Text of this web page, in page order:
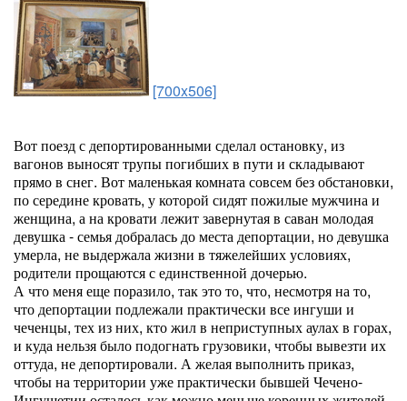
[700x506]
Вот поезд с депортированными сделал остановку, из
вагонов выносят трупы погибших в пути и складывают
прямо в снег. Вот маленькая комната совсем без обстановки,
по середине кровать, у которой сидят пожилые мужчина и
женщина, а на кровати лежит завернутая в саван молодая
девушка - семья добралась до места депортации, но девушка
умерла, не выдержала жизни в тяжелейших условиях,
родители прощаются с единственной дочерью.
А что меня еще поразило, так это то, что, несмотря на то,
что депортации подлежали практически все ингуши и
чеченцы, тех из них, кто жил в неприступных аулах в горах,
и куда нельзя было подогнать грузовики, чтобы вывезти их
оттуда, не депортировали. А желая выполнить приказ,
чтобы на территории уже практически бывшей Чечено-